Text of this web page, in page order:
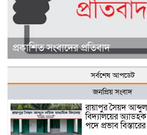
প্রকাশিত সংবাদের প্রতিবাদ
সর্বশেষ আপডেট
জনপ্রিয় সংবাদ
রায়াপুর সৈয়দ
বিদ্যালয়ের
পদে প্রভাব